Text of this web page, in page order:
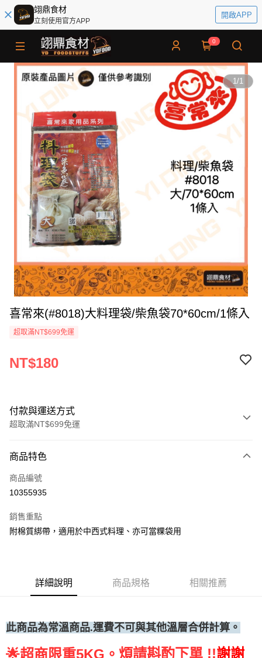
翊鼎食材
立刻使用官方APP
開啟APP
0
1/1
喜常來(#8018)大料理袋/柴魚袋70*60cm/1條入
超取滿NT$699免運
NT$180
付款與運送方式
超取滿NT$699免運
信用卡一次付款
Apple Pay
運送方式
• 付款後全家取貨
每筆NT$60，滿NT$699(含以上)免運費
每筆NT$250
商品特色
商品編號
10355935
銷售重點
附棉質綁帶，適用於中西式料理、亦可當粿袋用
詳細說明 商品規格 相關推薦
此商品為常溫商品.運費不可與其他溫層合併計算。
🌟超商限重5KG。 煩請斟酌下單 !!謝謝